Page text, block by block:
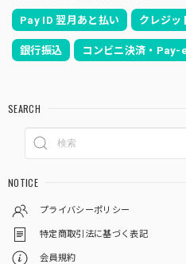
Pay ID 翌月あと払い クレジッ
銀行振込 コンビニ決済・Pay-
SEARCH
NOTICE
プライバシーポリシー
特定商取引法に基づく表記
会員規約